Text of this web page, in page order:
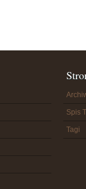
Spis
Tagi